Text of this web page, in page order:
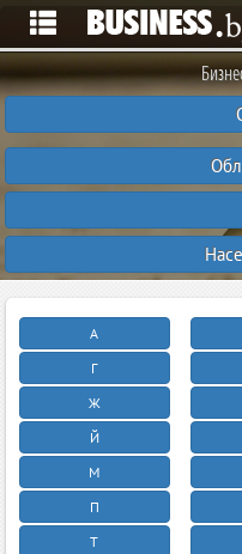
А
Г
Ж
Й
М
П
Т